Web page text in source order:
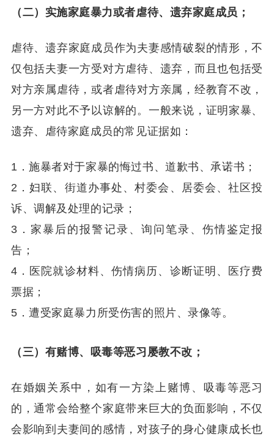
（二）实施家庭暴力或者虐待、遗弃家庭成员；
虐待、遗弃家庭成员作为夫妻感情破裂的情形，不
仅包括夫妻一方受对方虐待、遗弃，而且也包括受
对方亲属虐待，或者虐待对方亲属，经教育不改，
另一方对此不予以谅解的。一般来说，证明家暴、
遗弃、虐待家庭成员的常见证据如：
1 ．施暴者对于家暴的悔过书、道歉书、承诺书；
2 ．妇联、街道办事处、村委会、居委会、社区投
诉、调解及处理的记录；
3 ．家暴后的报警记录、询问笔录、伤情鉴定报
告；
4 ．医院就诊材料、伤情病历、诊断证明、医疗费
票据；
5 ．遭受家庭暴力所受伤害的照片、录像等。
（三）有赌博、吸毒等恶习屡教不改；
在婚姻关系中，如有一方染上赌博、吸毒等恶习
的，通常会给整个家庭带来巨大的负面影响，不仅
会影响到夫妻间的感情，对孩子的身心健康成长也